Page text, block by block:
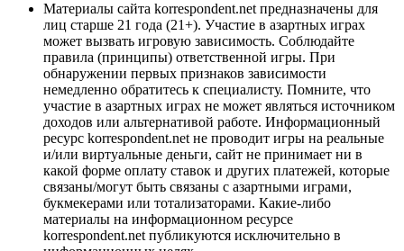
Материалы сайта korrespondent.net предназначены для
лиц старше 21 года (21+). Участие в азартных играх
может вызвать игровую зависимость. Соблюдайте
правила (принципы) ответственной игры. При
обнаружении первых признаков зависимости
немедленно обратитесь к специалисту. Помните, что
участие в азартных играх не может являться источником
доходов или альтернативой работе. Информационный
ресурс korrespondent.net не проводит игры на реальные
и/или виртуальные деньги, сайт не принимает ни в
какой форме оплату ставок и других платежей, которые
связаны/могут быть связаны с азартными играми,
букмекерами или тотализаторами. Какие-либо
материалы на информационном ресурсе
korrespondent.net публикуются исключительно в